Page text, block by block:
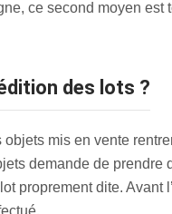
ce second moyen
des lots ?
mis en vente
demande de
dite. Avant